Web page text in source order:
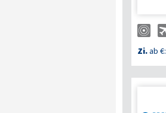
Zi.ab €: